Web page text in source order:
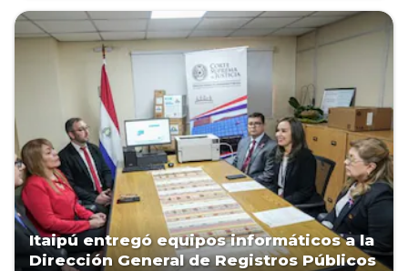
Itaipú entregó equipos informáticos a la
Dirección General de Registros Públicos